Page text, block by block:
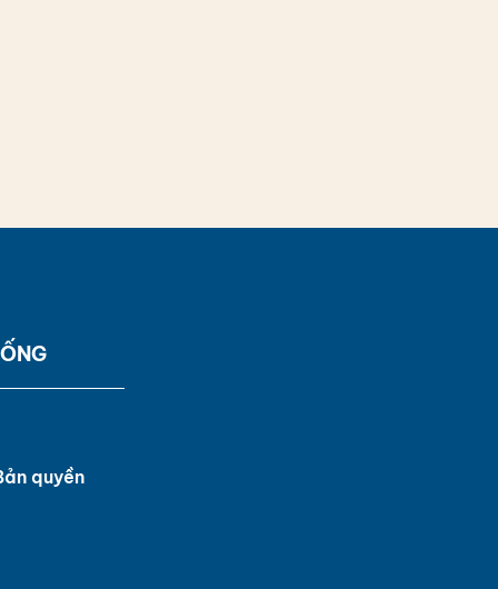
quyền